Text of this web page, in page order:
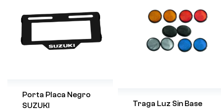
Porta Placa Negro
SUZUKI
Traga Luz Sin Base